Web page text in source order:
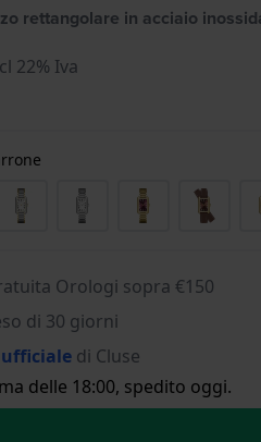
rettangolare in acciaio
22% Iva
Orologi sopra €150
di 30 giorni
di Cluse
delle 18:00, spedito oggi.